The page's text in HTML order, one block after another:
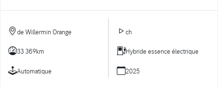
de Willermin Orange ch
33 369km Hybride essence électrique
Automatique 2025